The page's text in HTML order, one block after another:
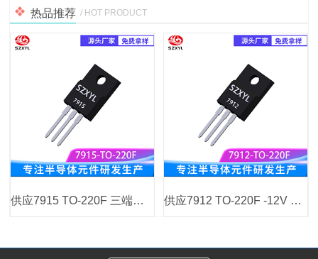
热品推荐 / HOT PRODUCT
供应7915 TO-220F 三端负电压稳压器 供应7912 TO-220F -12V 1.5A 线性稳压IC